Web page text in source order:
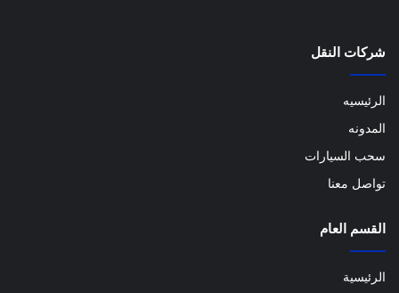
شركات النقل
الرئيسيه
المدونه
سحب السيارات
تواصل معنا
القسم العام
الرئيسية